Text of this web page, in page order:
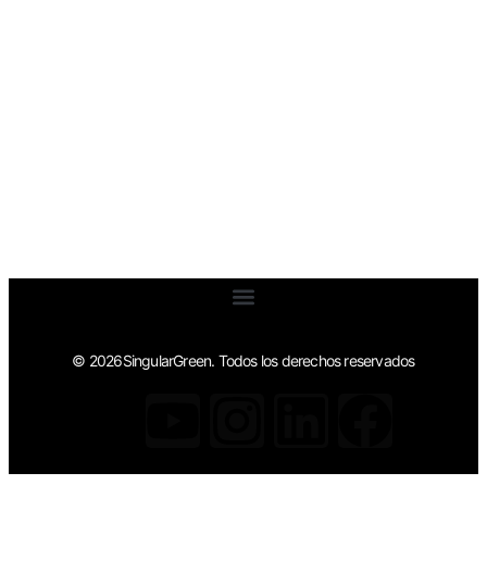
© 2026SingularGreen. Todos los derechos reservados